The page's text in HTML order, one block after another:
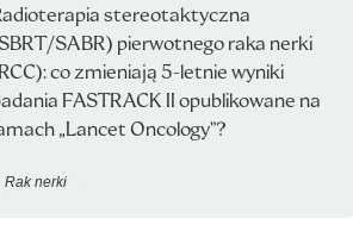
stereotaktyczna
SABR) pierwotnego raka nerki
co zmieniają 5-letnie wyniki
FASTRACK II opublikowane na
„Lancet Oncology”?
Rak nerki